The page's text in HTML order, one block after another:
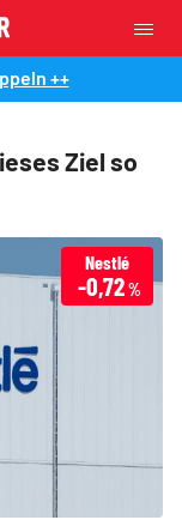
++
Ziel so
Nestlé
-0,72%